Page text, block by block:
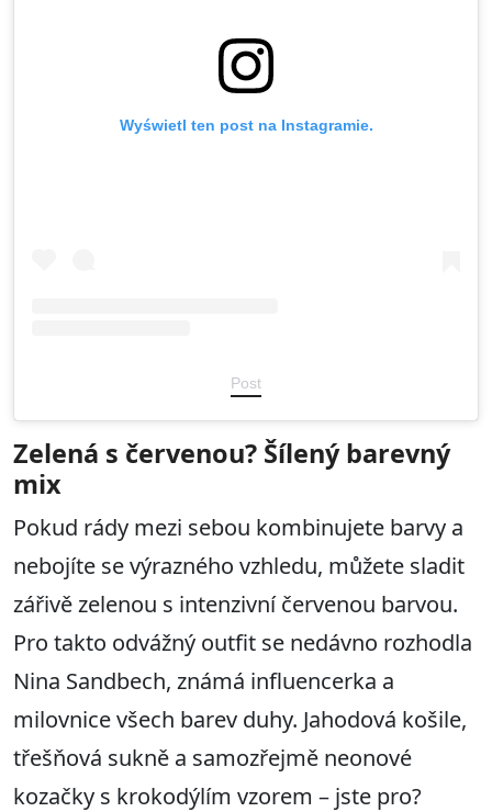
Wyświetl ten post na Instagramie.
Post
Zelená s červenou? Šílený barevný
mix
Pokud rády mezi sebou kombinujete barvy a
nebojíte se výrazného vzhledu, můžete sladit
zářivě zelenou s intenzivní červenou barvou.
Pro takto odvážný outfit se nedávno rozhodla
Nina Sandbech, známá influencerka a
milovnice všech barev duhy. Jahodová košile,
třešňová sukně a samozřejmě neonové
kozačky s krokodýlím vzorem – jste pro?